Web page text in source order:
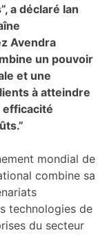
a déclaré Ian
Avendra
un pouvoir
et une
à atteindre
efficacité
mondial de
combine sa
technologies de
du secteur